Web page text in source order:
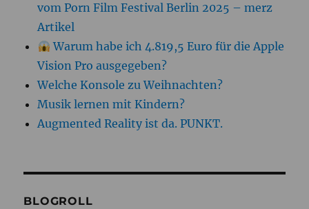
vom Porn Film Festival Berlin 2025 – merz
Artikel
Warum habe ich 4.819,5 Euro für die Apple
Vision Pro ausgegeben?
Welche Konsole zu Weihnachten?
Musik lernen mit Kindern?
Augmented Reality ist da. PUNKT.
BLOGROLL